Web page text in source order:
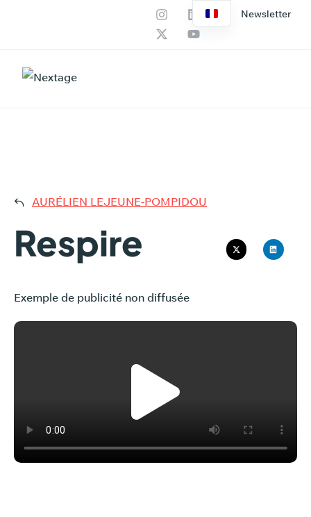
Newsletter
AURÉLIEN LEJEUNE-POMPIDOU
Respire
Exemple de publicité non diffusée